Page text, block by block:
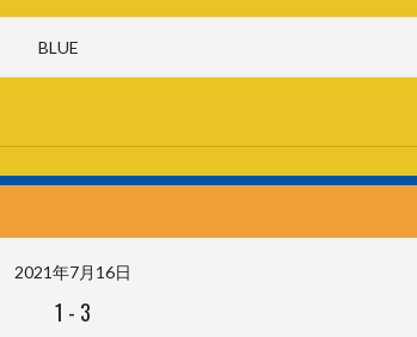
BLUE
2021年7月16日
1 - 3